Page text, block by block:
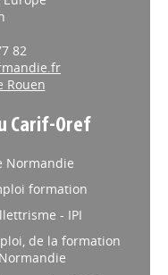
82
Rouen
Carif-Oref
Normandie
formation
- IPI
de la formation